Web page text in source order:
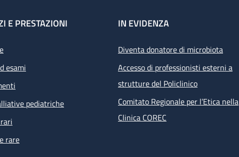
E PRESTAZIONI
esami
pediatriche
rare
IN EVIDENZA
Diventa donatore di microbiota
Accesso di professionisti esterni a
strutture del Policlinico
Comitato Regionale per l’Etica nella
Clinica COREC